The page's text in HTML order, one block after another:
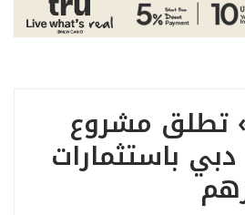
تطلق مشروع
باستثمارات